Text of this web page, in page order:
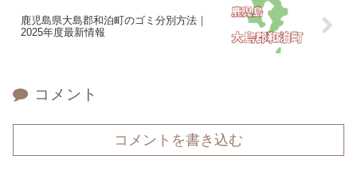
鹿児島県大島郡和泊町のゴミ分別方法｜
2025年度最新情報
コメント
コメントを書き込む